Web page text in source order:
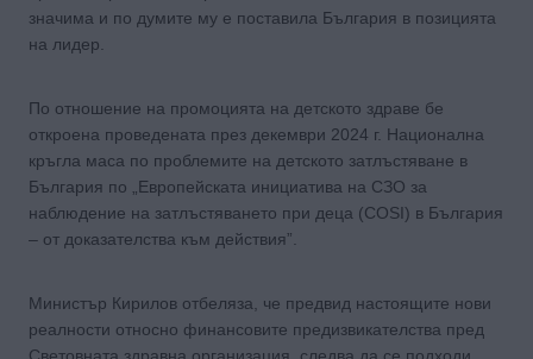
значима и по думите му е поставила България в позицията
на лидер.
По отношение на промоцията на детското здраве бе
откроена проведената през декември 2024 г. Национална
кръгла маса по проблемите на детското затлъстяване в
България по „Европейската инициатива на СЗО за
наблюдение на затлъстяването при деца (COSI) в България
– от доказателства към действия”.
Министър Кирилов отбеляза, че предвид настоящите нови
реалности относно финансовите предизвикателства пред